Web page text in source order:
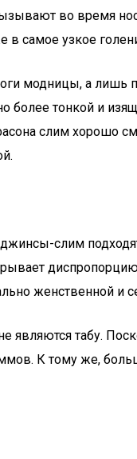
во время
в самое узкое
модницы, а лишь
более тонкой и
слим хорошо
слим
женственной и
табу.
К тому же,